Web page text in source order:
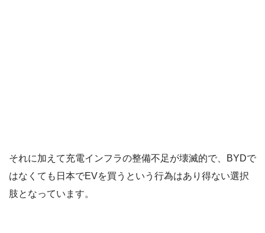
それに加えて充電インフラの整備不足が壊滅的で、BYDで
はなくても日本でEVを買うという行為はあり得ない選択
肢となっています。